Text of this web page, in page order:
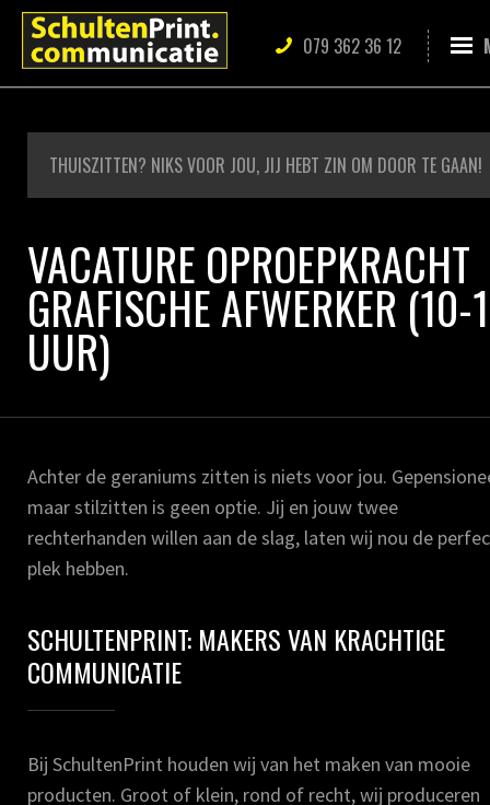
079 362 36 12
THUISZITTEN? NIKS VOOR JOU, JIJ HEBT ZIN OM DOOR TE GAAN!
VACATURE OPROEPKRACHT
GRAFISCHE AFWERKER (10-
UUR)
Achter de geraniums zitten is niets voor jou.
maar stilzitten is geen optie. Jij en jouw twee
rechterhanden willen aan de slag, laten wij nou de
plek hebben.
SCHULTENPRINT: MAKERS VAN KRACHTIGE
COMMUNICATIE
Bij SchultenPrint houden wij van het maken van mooie
producten. Groot of klein, rond of recht, wij produceren